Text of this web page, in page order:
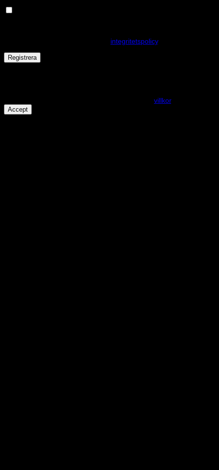
integritetspolicy.
Registrera
villkor.
Accept